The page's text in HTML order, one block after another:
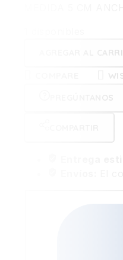
AGREGAR AL
Entrega
El